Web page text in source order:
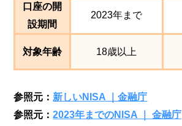
口座の開
設期間
2023年まで
対象年齢 18歳以上
参照元： 新しいNISA ｜金融庁
参照元：2023年までのNISA ｜ 金融庁